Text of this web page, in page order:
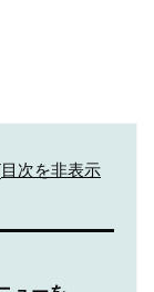
目次を非表示